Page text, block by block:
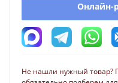
Онлайн-
Не нашли нужный товар?